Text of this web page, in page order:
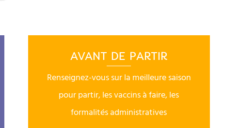
AVANT DE PARTIR
Renseignez-vous sur la meilleure saison
pour partir, les vaccins à faire, les
formalités administratives